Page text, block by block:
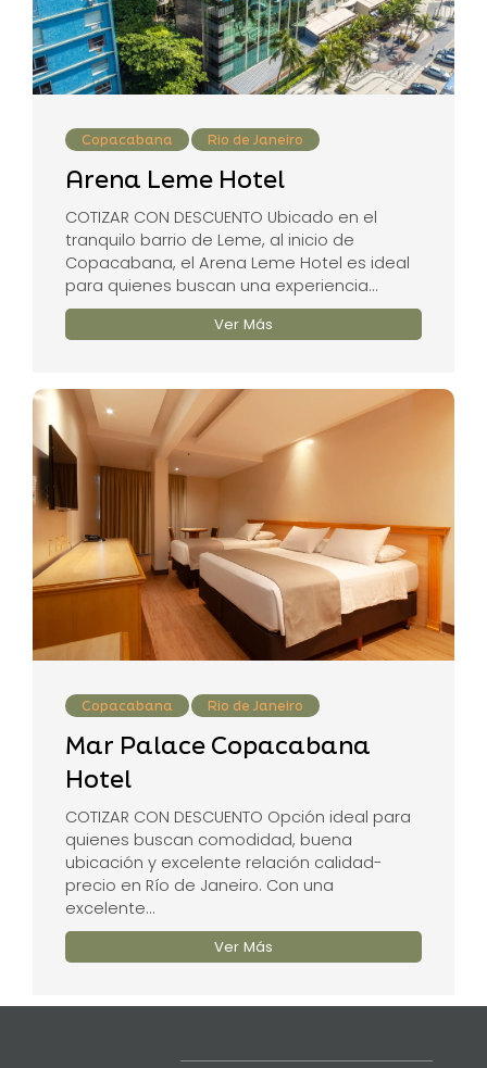
Copacabana Rio de Janeiro
Arena Leme Hotel
COTIZAR CON DESCUENTO Ubicado en el
tranquilo barrio de Leme, al inicio de
Copacabana, el Arena Leme Hotel es ideal
para quienes buscan una experiencia...
Ver Más
Copacabana Rio de Janeiro
Mar Palace Copacabana
Hotel
COTIZAR CON DESCUENTO Opción ideal para
quienes buscan comodidad, buena
ubicación y excelente relación calidad-
precio en Río de Janeiro. Con una
excelente...
Ver Más